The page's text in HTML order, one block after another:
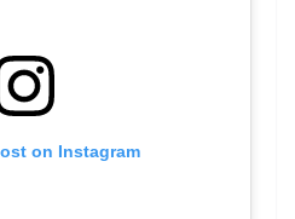
on Instagram